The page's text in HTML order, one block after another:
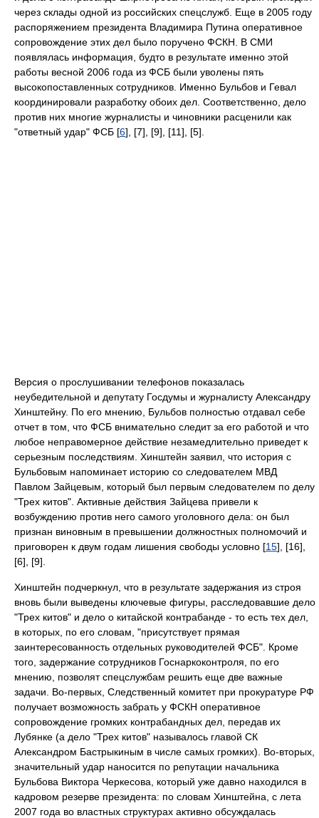
через склады одной из российских спецслужб. Еще в 2005 году
распоряжением президента Владимира Путина оперативное
сопровождение этих дел было поручено ФСКН. В СМИ
появлялась информация, будто в результате именно этой
работы весной 2006 года из ФСБ были уволены пять
высокопоставленных сотрудников. Именно Бульбов и Гевал
координировали разработку обоих дел. Соответственно, дело
против них многие журналисты и чиновники расценили как
"ответный удар" ФСБ [6], [7], [9], [11], [5].
Версия о прослушивании телефонов показалась
неубедительной и депутату Госдумы и журналисту Александру
Хинштейну. По его мнению, Бульбов полностью отдавал себе
отчет в том, что ФСБ внимательно следит за его работой и что
любое неправомерное действие незамедлительно приведет к
серьезным последствиям. Хинштейн заявил, что история с
Бульбовым напоминает историю со следователем МВД
Павлом Зайцевым, который был первым следователем по делу
"Трех китов". Активные действия Зайцева привели к
возбуждению против него самого уголовного дела: он был
признан виновным в превышении должностных полномочий и
приговорен к двум годам лишения свободы условно [15], [16],
[6], [9].
Хинштейн подчеркнул, что в результате задержания из строя
вновь были выведены ключевые фигуры, расследовавшие дело
"Трех китов" и дело о китайской контрабанде - то есть тех дел,
в которых, по его словам, "присутствует прямая
заинтересованность отдельных руководителей ФСБ". Кроме
того, задержание сотрудников Госнаркоконтроля, по его
мнению, позволят спецслужбам решить еще две важные
задачи. Во-первых, Следственный комитет при прокуратуре РФ
получает возможность забрать у ФСКН оперативное
сопровождение громких контрабандных дел, передав их
Лубянке (а дело "Трех китов" называлось главой СК
Александром Бастрыкиным в числе самых громких). Во-вторых,
значительный удар наносится по репутации начальника
Бульбова Виктора Черкесова, который уже давно находился в
кадровом резерве президента: по словам Хинштейна, с лета
2007 года во властных структурах активно обсуждалась